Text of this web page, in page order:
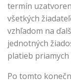
termín
všetkých
vzhľadom na
jednotných
platieb
Po tomto